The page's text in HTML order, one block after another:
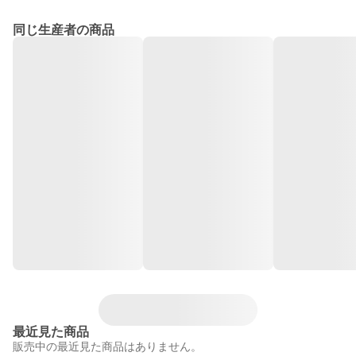
同じ生産者の商品
最近見た商品
販売中の最近見た商品はありません。